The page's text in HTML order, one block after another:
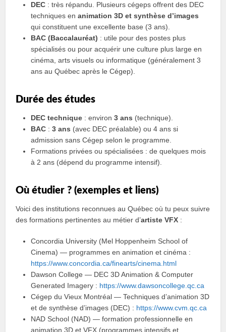
DEC : très répandu. Plusieurs cégeps offrent des DEC
techniques enanimation 3D et synthèse d’images
qui constituent une excellente base (3 ans).
BAC (Baccalauréat) : utile pour des postes plus
spécialisés ou pour acquérir une culture plus large en
cinéma, arts visuels ou informatique (généralement 3
ans au Québec après le Cégep).
Durée des études
DEC technique : environ3 ans (technique).
BAC :3 ans (avec DEC préalable) ou 4 ans si
admission sans Cégep selon le programme.
Formations privées ou spécialisées : de quelques mois
à 2 ans (dépend du programme intensif).
Où étudier ? (exemples et liens)
Voici des institutions reconnues au Québec où tu peux suivre
des formations pertinentes au métier d’artiste VFX :
Concordia University (Mel Hoppenheim School of
Cinema) — programmes en animation et cinéma :
https://www.concordia.ca/finearts/cinema.html
Dawson College — DEC 3D Animation & Computer
Generated Imagery : https://www.dawsoncollege.qc.ca
Cégep du Vieux Montréal — Techniques d’animation 3D
et de synthèse d’images (DEC) : https://www.cvm.qc.ca
NAD School (NAD) — formation professionnelle en
animation 3D et VFX (programmes intensifs et